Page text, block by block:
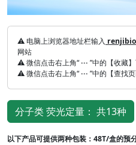
⚠ 电脑上浏览器地址栏输入
网站
⚠ 微信点击右上角“··· ”中的【收藏
⚠ 微信点击右上角“··· ”中的【查找
分子类 荧光定量： 共13种
以下产品可提供两种包装：48T/盒的预